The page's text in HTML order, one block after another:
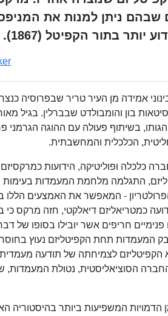
יותר בתור הקפיטל (1867).
אמידה מן העיר טריר שבפרוסיה
בון והומבולדט שבברלין. בגיל
בשיתוף פעולה עם ההוגה הגרמני
הכלכלית והמחשבתית.
כלכלה ופוליטיקה, הידועות
התגלמה מלחמת המעמדות
- המאפשר את האמצעים
כמטריאליזם דיאלקטי, חזה מרקס
חריפים אשר יובילו בסופו של
המעמדות תחת הקפיטליזם נעוץ בחוסר
הקפיטליזם לצמיחתה של תודעה
החברה הסוציאליסטית, נטולת
המשפיעות ביותר בהיסטוריה